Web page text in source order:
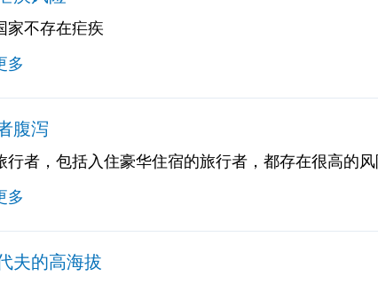
家不存在疟疾
多
腹泻
行者，包括入住豪华住宿的旅行者，都存在很高的
食物和饮料采取预防措施。建议旅行者携带用于腹
些自我治疗药物，包括紧急抗生素，以防您在旅途中
多
夫的高海拔